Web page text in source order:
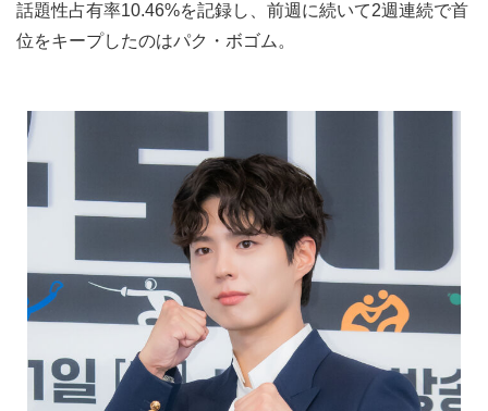
話題性占有率10.46%を記録し、前週に続いて2週連続で首
位をキープしたのはパク・ボゴム。